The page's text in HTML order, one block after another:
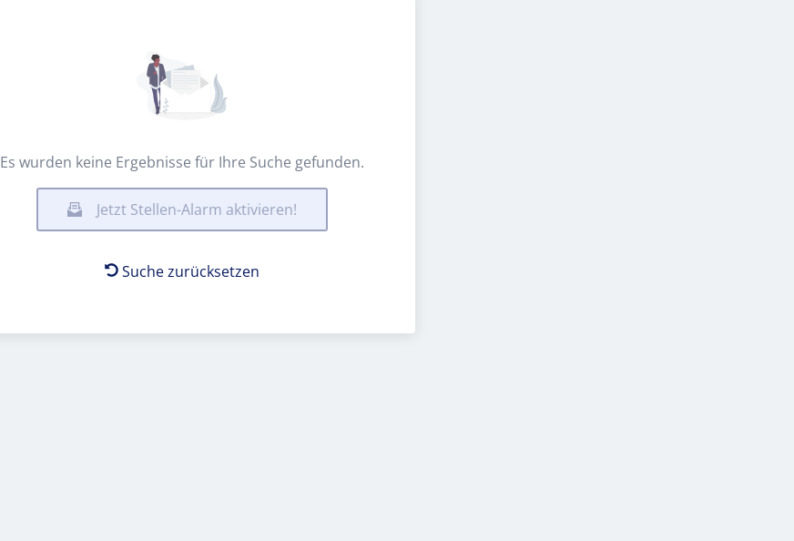
Es wurden keine Ergebnisse für Ihre Suche gefunden.
Jetzt Stellen-Alarm aktivieren!
Suche zurücksetzen